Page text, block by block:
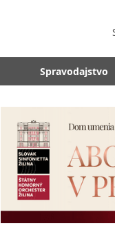
Spravodajstvo